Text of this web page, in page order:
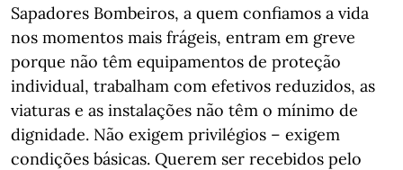
Sapadores Bombeiros, a quem confiamos a vida
nos momentos mais frágeis, entram em greve
porque não têm equipamentos de proteção
individual, trabalham com efetivos reduzidos, as
viaturas e as instalações não têm o mínimo de
dignidade. Não exigem privilégios – exigem
condições básicas. Querem ser recebidos pelo